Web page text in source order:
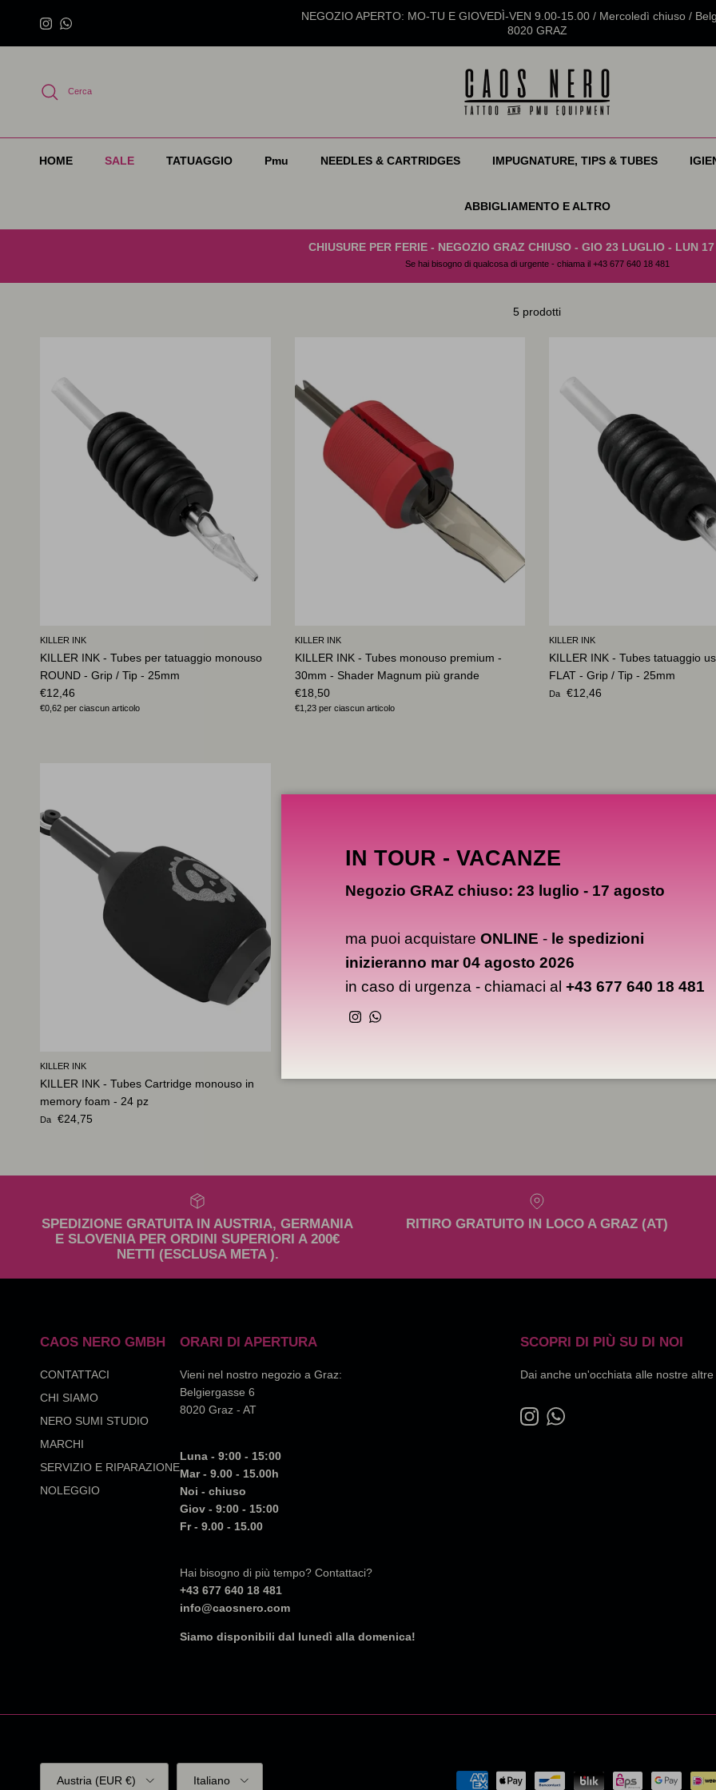
InstagramWhatsApp
NEGOZIO APERTO: MO-TU E GIOVEDÌ-VEN 9.00-15.00 / Mercoledì chiuso /
8020 GRAZ
Cerca
HOME SALE TATUAGGIO Pmu NEEDLES & CARTRIDGES IMPUGNATURE, TIPS & TUBES
ABBIGLIAMENTO E ALTRO
CHIUSURE PER FERIE - NEGOZIO GRAZ CHIUSO - GIO 23 LUGLIO - LUN
Se hai bisogno di qualcosa di urgente - chiama il +43 677 640 18 481
5 prodotti
KILLER INK
KILLER INK - Tubes per tatuaggio monouso
ROUND - Grip / Tip - 25mm
Prezzo normale
€12,46
Prezzo unitario
€0,62 per ciascun articolo
KILLER INK
KILLER INK - Tubes monouso premium -
30mm - Shader Magnum più grande
Prezzo normale
€18,50
Prezzo unitario
€1,23per ciascun articolo
KILLER INK
KILLER INK - Tubes tatuaggio
FLAT - Grip / Tip - 25mm
Prezzo normale
Da €12,46
KILLER INK
KILLER INK - Tubes Cartridge monouso in
memory foam - 24 pz
Prezzo normale
Da €24,75
SPEDIZIONE GRATUITA IN AUSTRIA, GERMANIA
E SLOVENIA PER ORDINI SUPERIORI A 200€
NETTI (ESCLUSA META ).
RITIRO GRATUITO IN LOCO A GRAZ (AT)
CAOS NERO GMBH
CONTATTACI
CHI SIAMO
NERO SUMI STUDIO
MARCHI
SERVIZIO E RIPARAZIONE
NOLEGGIO
ORARI DI APERTURA
Vieni nel nostro negozio a Graz:
Belgiergasse 6
8020 Graz - AT
Luna - 9:00 - 15:00
Mar - 9.00 - 15.00h
Noi - chiuso
Giov - 9:00 - 15:00
Fr - 9.00 - 15.00
Hai bisogno di più tempo? Contattaci?
+43 677 640 18 481
info@caosnero.com
Siamo disponibili dal lunedì alla domenica!
SCOPRI DI PIÙ SU DI NOI
Dai anche un'occhiata alle nostre altre
InstagramWhatsApp
Paese/Regione
Austria (EUR €)
Lingua
Italiano
IN TOUR - VACANZE
Negozio GRAZ chiuso: 23 luglio - 17 agosto
ma puoi acquistare ONLINE - le spedizioni
inizieranno mar 04 agosto 2026
in caso di urgenza - chiamaci al +43 677 640 18 481
Instagram
WhatsApp